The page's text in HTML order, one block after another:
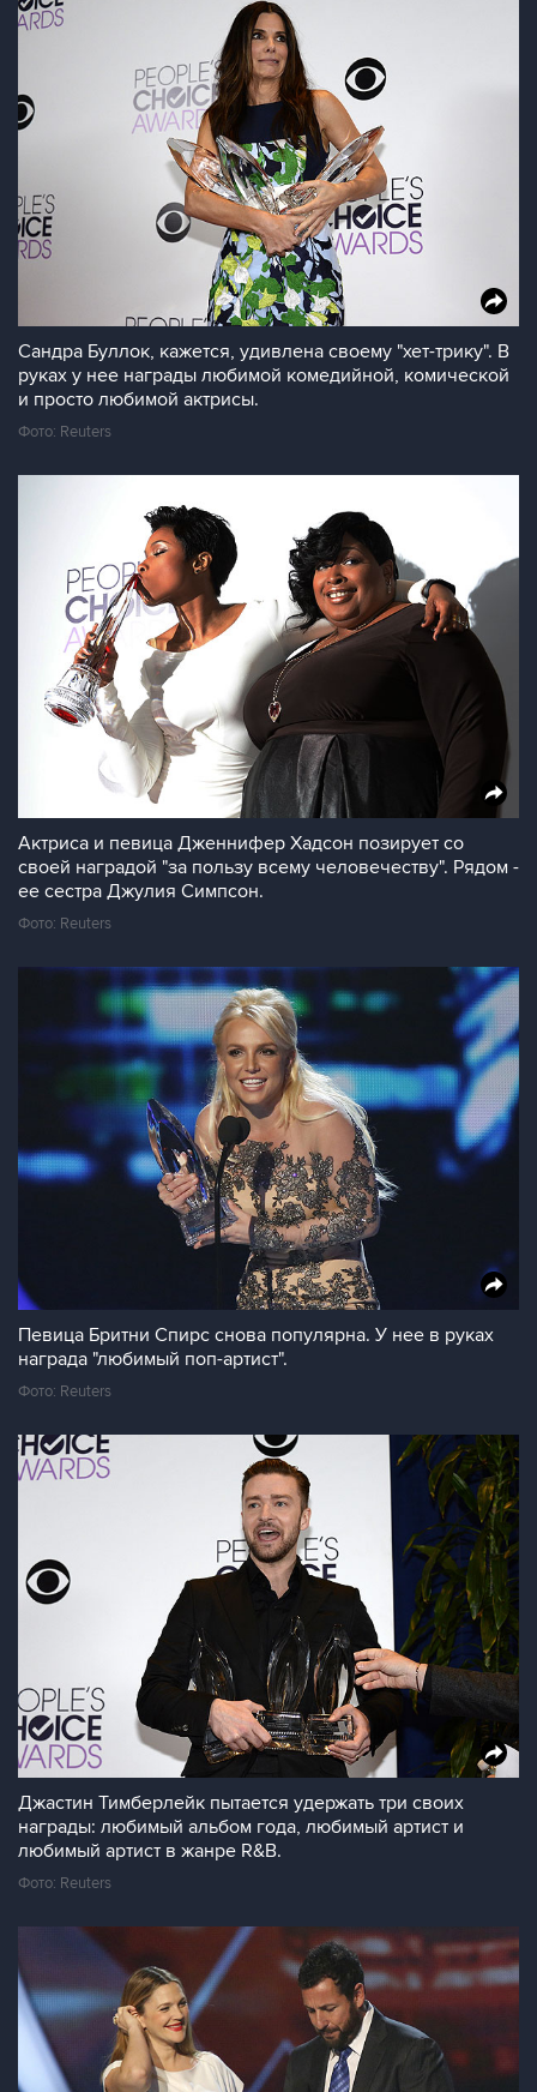
Сандра Буллок, кажется, удивлена своему "хет-трику". В
руках у нее награды любимой комедийной, комической
и просто любимой актрисы.
Фото: Reuters
Актриса и певица Дженнифер Хадсон позирует со
своей наградой "за пользу всему человечеству". Рядом -
ее сестра Джулия Симпсон.
Фото: Reuters
Певица Бритни Спирс снова популярна. У нее в руках
награда "любимый поп-артист".
Фото: Reuters
Джастин Тимберлейк пытается удержать три своих
награды: любимый альбом года, любимый артист и
любимый артист в жанре R&B.
Фото: Reuters